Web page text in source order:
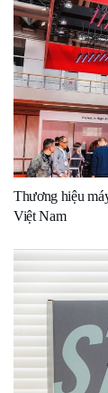
Thương hiệu
Việt Nam